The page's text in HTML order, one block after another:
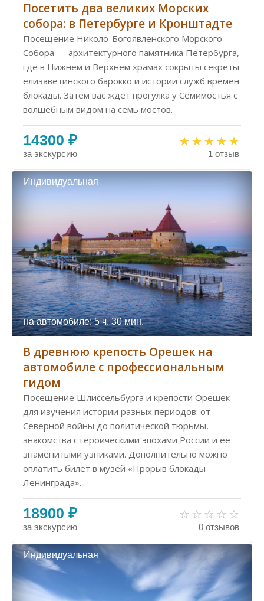
Посетить два великих Морских
собора: в Петербурге и Кронштадте
Посещение Николо-Богоявленского Морского
Собора — архитектурного памятника Петербурга,
где в Нижнем и Верхнем храмах сокрыты секреты
елизаветинского барокко и истории служб времен
блокады. Затем вас ждет прогулка у Семимостья с
волшебным видом на семь мостов.
14300 ₽
за экскурсию 1 отзыв
Индивидуальная
на автомобиле: 5 ч. 30 мин.
В древнюю крепость Орешек на
автомобиле с профессиональным
гидом
Посещение Шлиссельбурга и крепости Орешек
для изучения истории разных периодов: от
Северной войны до политической тюрьмы,
знакомства с героическими эпохами России и ее
знаменитыми узниками. Дополнительно можно
оплатить билет в музей «Прорыв блокады
Ленинграда».
18900 ₽
за экскурсию 0 отзывов
Индивидуальная